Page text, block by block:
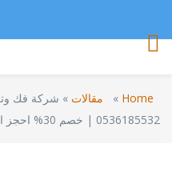
Home
» مقالات » شركة فك
0536185532 | خصم 30% احجز الآن